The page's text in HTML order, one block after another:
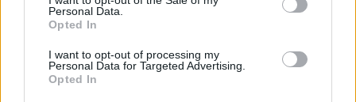
Personal Data.
Opted In
I want to opt-out of processing my
Personal Data for Targeted Advertising.
Opted In
και Σαντορίνη